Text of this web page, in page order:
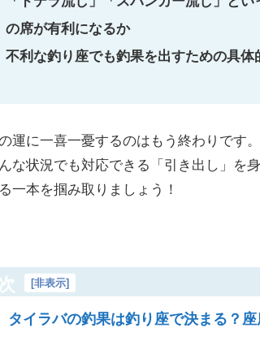
の席が有利になるか
不利な釣り座でも釣果を出すための具体
運に一喜一憂するのはもう終わりです
な状況でも対応できる「引き出し」を
一本を掴み取りましょう！
[非表示]
タイラバの釣果は釣り座で決まる？